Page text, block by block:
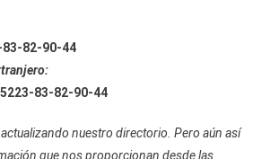
83-82-90-44
83-82-90-44
nuestro directorio. Pero aún así
que nos proporcionan desde las